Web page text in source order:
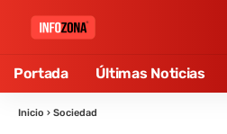
Portada Últimas Noticias
Inicio › Sociedad